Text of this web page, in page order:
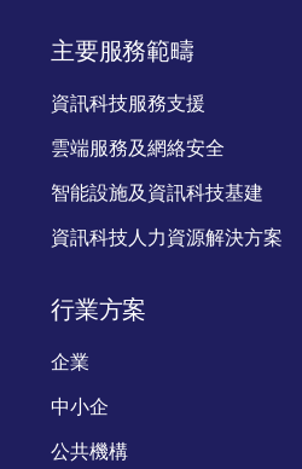
主要服務範疇
資訊科技服務支援
雲端服務及網絡安全
智能設施及資訊科技基建
資訊科技人力資源解決方案
行業方案
企業
中小企
公共機構